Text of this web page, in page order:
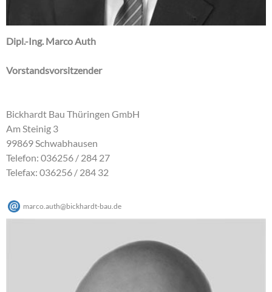
Dipl.-Ing. Marco Auth
Vorstandsvorsitzender
Bickhardt Bau Thüringen GmbH
Am Steinig 3
99869 Schwabhausen
Telefon: 036256 / 284 27
Telefax: 036256 / 284 32
marco.auth@bickhardt-bau de